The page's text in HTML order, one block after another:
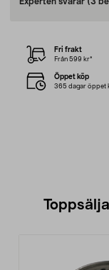
Fri frakt
Från 599 kr*
Öppet köp
365 dagar öppet